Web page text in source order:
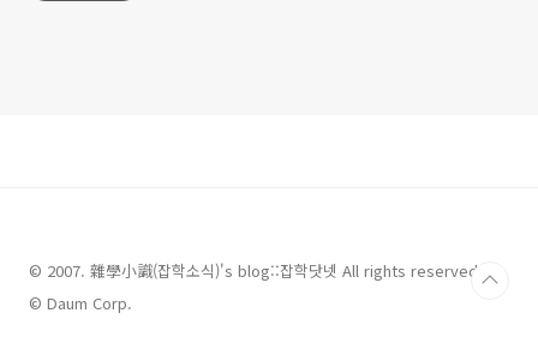
© 2007. 雜學小識(잡학소식)'s blog::잡학닷넷 All rights reserved.
© Daum Corp.